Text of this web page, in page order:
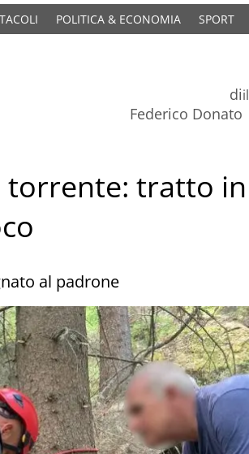
POLITICA & ECONOMIA SPORT
di
Federico Donato
il
torrente: tratto in
al padrone